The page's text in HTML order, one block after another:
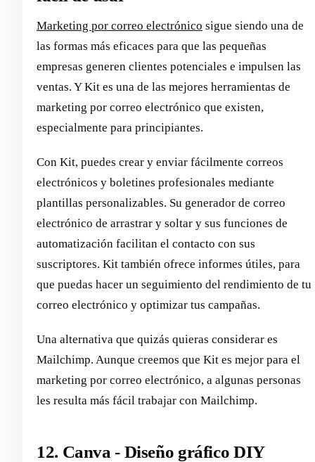
Marketing por correo electrónico sigue siendo una de
las formas más eficaces para que las pequeñas
empresas generen clientes potenciales e impulsen las
ventas. Y Kit es una de las mejores herramientas de
marketing por correo electrónico que existen,
especialmente para principiantes.
Con Kit, puedes crear y enviar fácilmente correos
electrónicos y boletines profesionales mediante
plantillas personalizables. Su generador de correo
electrónico de arrastrar y soltar y sus funciones de
automatización facilitan el contacto con sus
suscriptores. Kit también ofrece informes útiles, para
que puedas hacer un seguimiento del rendimiento de tu
correo electrónico y optimizar tus campañas.
Una alternativa que quizás quieras considerar es
Mailchimp. Aunque creemos que Kit es mejor para el
marketing por correo electrónico, a algunas personas
les resulta más fácil trabajar con Mailchimp.
12. Canva - Diseño gráfico DIY